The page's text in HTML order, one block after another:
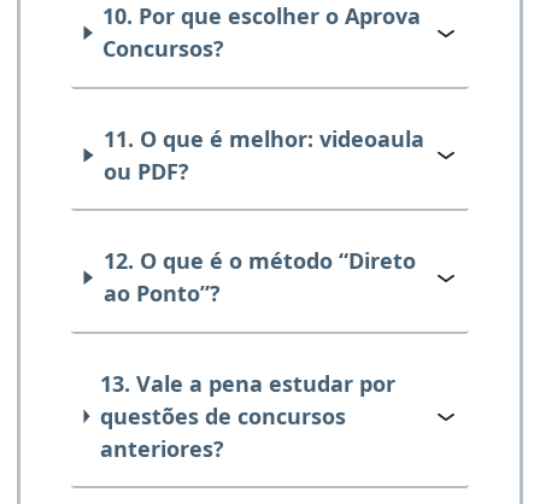
10. Por que escolher o Aprova
Concursos?
11. O que é melhor: videoaula
ou PDF?
12. O que é o método “Direto
ao Ponto”?
13. Vale a pena estudar por
questões de concursos
anteriores?